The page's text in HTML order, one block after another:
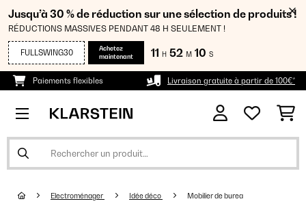
Jusqu’à 30 % de réduction sur une sélection de produits !
RÉDUCTIONS MASSIVES PENDANT 48 H SEULEMENT !
FULLSWING30
Achetez
maintenant
11 H 52 M 10 S
Paiements flexibles Livraison gratuite à partir de 100€*
Electroménager Idée déco Mobilier de burea